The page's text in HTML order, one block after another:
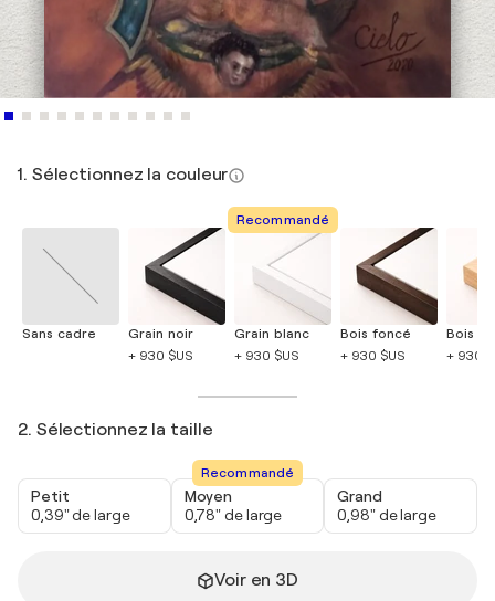
1. Sélectionnez la couleur
Sans cadre
Grain noir
+ 930 $US
Recommandé
Grain blanc
+ 930 $US
Bois foncé
+ 930 $US
Bois
+ 930
2. Sélectionnez la taille
Petit
0,39" de large
Recommandé
Moyen
0,78" de large
Grand
0,98" de large
Voir en 3D